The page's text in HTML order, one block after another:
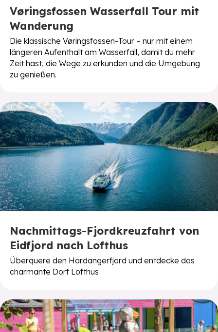
Vøringsfossen Wasserfall Tour mit
Wanderung
Die klassische Vøringsfossen-Tour – nur mit einem
längeren Aufenthalt am Wasserfall, damit du mehr
Zeit hast, die Wege zu erkunden und die Umgebung
zu genießen.
Nachmittags-Fjordkreuzfahrt von
Eidfjord nach Lofthus
Überquere den Hardangerfjord und entdecke das
charmante Dorf Lofthus